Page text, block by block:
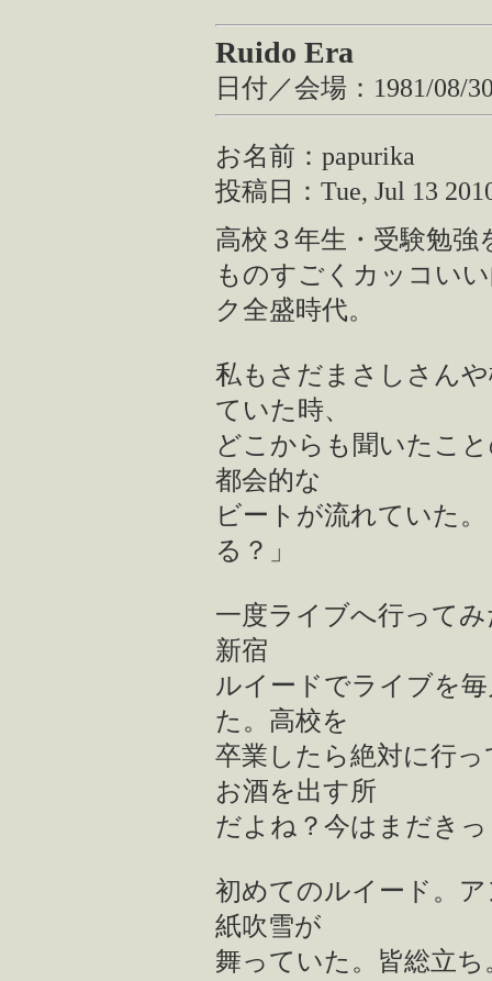
Ruido Era
日付／会場：1981/08/
お名前：papurika
投稿日：Tue, Jul 13
高校３年生・受験勉
ものすごくカッコい
ク全盛時代。
私もさだまさしさん
ていた時、
どこからも聞いたこ
都会的な
ビートが流れていた
る？」
一度ライブへ行って
新宿
ルイードでライブを
た。高校を
卒業したら絶対に行
お酒を出す所
だよね？今はまだき
初めてのルイード。
紙吹雪が
舞っていた。皆総立